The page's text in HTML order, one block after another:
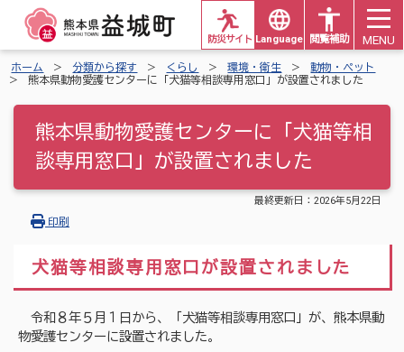
Languages 閲覧補助
防災サイト MENU
ホーム 分類から探す くらし 環境・衛生
動物・ペット
熊本県動物愛護センターに「犬猫等相談専用窓口」が設置されました
熊本県動物愛護センターに「犬猫等相
談専用窓口」が設置されました
最終更新日： 2026年5月22日
印刷
犬猫等相談専用窓口が設置されました
令和８年５月１日から、「犬猫等相談専用窓口」が、熊本県動
物愛護センターに設置されました。